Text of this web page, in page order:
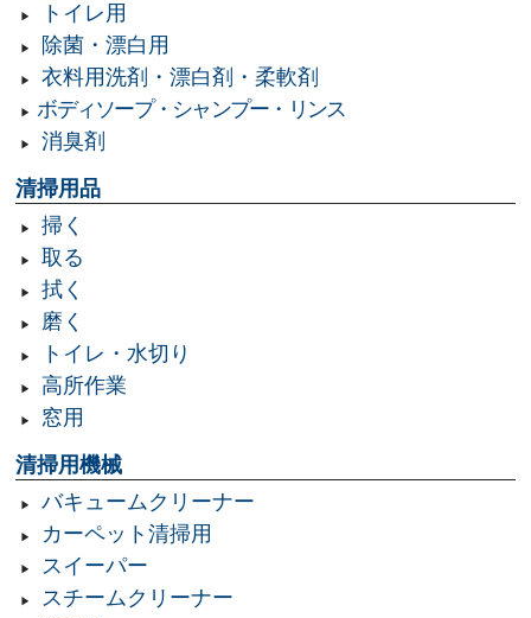
トイレ用
除菌・漂白用
衣料用洗剤・漂白剤・柔軟剤
ボディソープ・シャンプー・リンス
消臭剤
清掃用品
掃く
取る
拭く
磨く
トイレ・水切り
高所作業
窓用
清掃用機械
バキュームクリーナー
カーペット清掃用
スイーパー
スチームクリーナー